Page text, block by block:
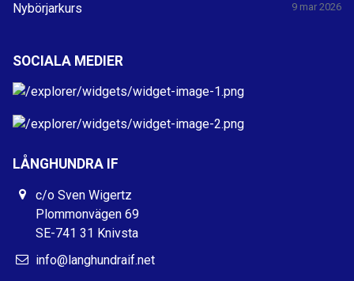
Nybörjarkurs 9 mar 2026
SOCIALA MEDIER
LÅNGHUNDRA IF
c/o Sven Wigertz
Plommonvägen 69
SE-741 31 Knivsta
info@langhundraif.net